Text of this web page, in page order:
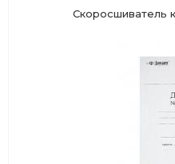
Скоросшиватель